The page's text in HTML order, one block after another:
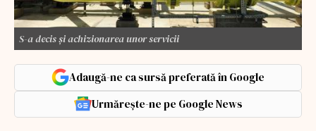
S-a decis și achizionarea unor servicii
Adaugă-ne ca sursă preferată în Google
Urmărește-ne pe Google News